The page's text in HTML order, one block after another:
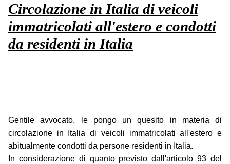
Circolazione in Italia di veicoli
immatricolati all'estero e condotti
da residenti in Italia
Gentile avvocato, le pongo un quesito in materia di
circolazione in Italia di veicoli immatricolati all'estero e
abitualmente condotti da persone residenti in Italia.
In considerazione di quanto previsto dall'articolo 93 del